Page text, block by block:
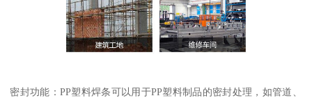
密封功能：PP塑料焊条可以用于PP塑料制品的密封处理，如管道、